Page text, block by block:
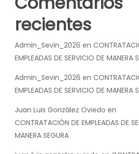
recientes
Admin_Sevin_2026 en
EMPLEADAS DE SERVICIO DE MANERA
Admin_Sevin_2026 en
EMPLEADAS DE SERVICIO DE MANERA
Juan Luis González Oviedo en
CONTRATACIÓN DE EMPLEADAS DE
MANERA SEGURA